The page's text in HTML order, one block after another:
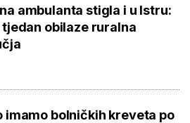
ambulanta stigla i u Istru:
tjedan obilaze ruralna
imamo bolničkih kreveta po